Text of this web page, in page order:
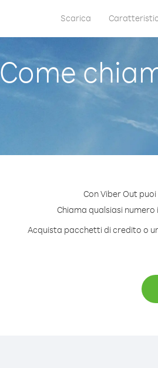
Scarica
Come
Con Viber Out
Chiama qualsiasi
Acquista pacchetti di credito o